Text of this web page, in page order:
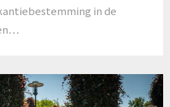
in de